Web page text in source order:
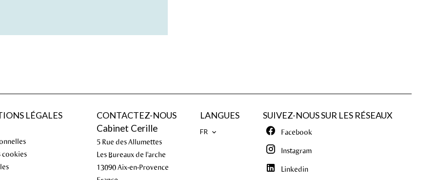
LÉGALES
cookies
CONTACTEZ-NOUS
Cabinet Cerille
5 Rue des Allumettes
Les Bureaux de l'arche
13090Aix-en-Provence
LANGUES
FR
SUIVEZ-NOUS SUR LES RÉSEAUX
Facebook
Instagram
Linkedin